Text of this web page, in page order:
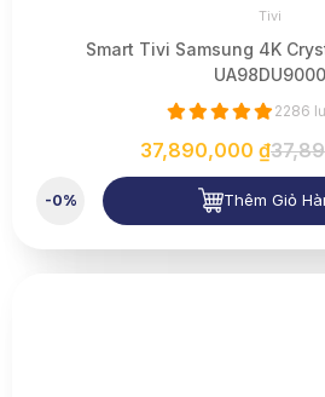
Tivi
Smart Tivi Samsung 4K
UA98DU9000
2286
37,890,000 ₫
-0% Thêm Giỏ